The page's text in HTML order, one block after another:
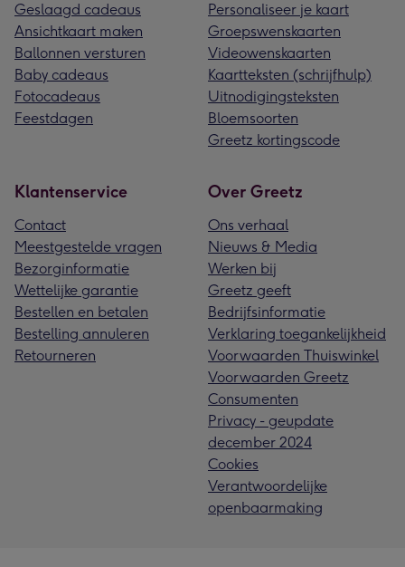
Geslaagd cadeaus
Ansichtkaart maken
Ballonnen versturen
Baby cadeaus
Fotocadeaus
Feestdagen
Personaliseer je kaart
Groepswenskaarten
Videowenskaarten
Kaartteksten (schrijfhulp)
Uitnodigingsteksten
Bloemsoorten
Greetz kortingscode
Klantenservice
Contact
Meestgestelde vragen
Bezorginformatie
Wettelijke garantie
Bestellen en betalen
Bestelling annuleren
Retourneren
Over Greetz
Ons verhaal
Nieuws & Media
Werken bij
Greetz geeft
Bedrijfsinformatie
Verklaring toegankelijkheid
Voorwaarden Thuiswinkel
Voorwaarden Greetz
Consumenten
Privacy - geupdate
december 2024
Cookies
Verantwoordelijke
openbaarmaking